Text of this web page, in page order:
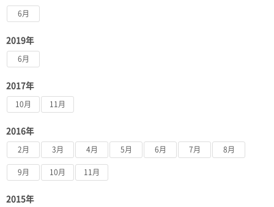
6月
2019年
6月
2017年
10月 11月
2016年
2月 3月 4月 5月 6月 7月 8月
9月 10月 11月
2015年